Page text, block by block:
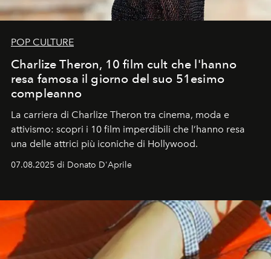
POP CULTURE
Charlize Theron, 10 film cult che l'hanno
resa famosa il giorno del suo 51esimo
compleanno
La carriera di Charlize Theron tra cinema, moda e
attivismo: scopri i 10 film imperdibili che l’hanno resa
una delle attrici più iconiche di Hollywood.
07.08.2025 di Donato D'Aprile